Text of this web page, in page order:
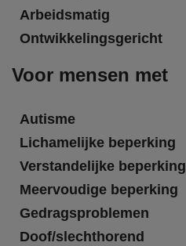
Arbeidsmatig
Ontwikkelingsgericht
Voor mensen met
Autisme
Lichamelijke beperking
Verstandelijke beperking
Meervoudige beperking
Gedragsproblemen
Doof/slechthorend